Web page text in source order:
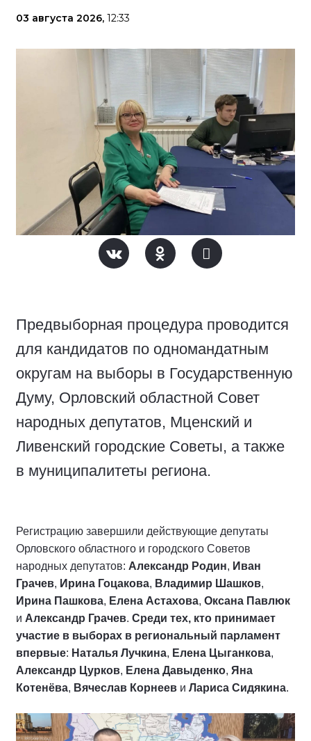
03 августа 2026, 12:33
Предвыборная процедура проводится
для кандидатов по одномандатным
округам на выборы в Государственную
Думу, Орловский областной Совет
народных депутатов, Мценский и
Ливенский городские Советы, а также
в муниципалитеты региона.
Регистрацию завершили действующие депутаты
Орловского областного и городского Советов
народных депутатов: Александр Родин, Иван
Грачев, Ирина Гоцакова, Владимир Шашков,
Ирина Пашкова, Елена Астахова, Оксана Павлюк
и Александр Грачев. Среди тех, кто принимает
участие в выборах в региональный парламент
впервые: Наталья Лучкина, Елена Цыганкова,
Александр Цурков, Елена Давыденко, Яна
Котенёва, Вячеслав Корнеев и Лариса Сидякина.